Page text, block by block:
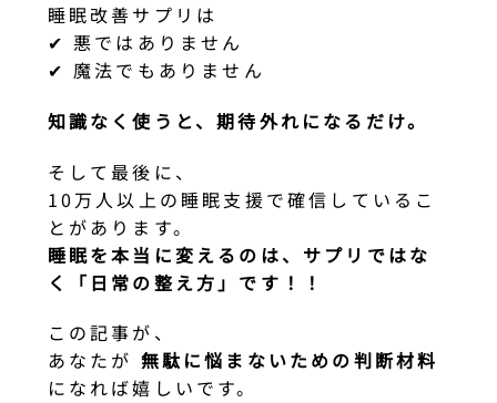
睡眠改善サプリは
✔ 悪ではありません
✔ 魔法でもありません
知識なく使うと、期待外れになるだけ。
そして最後に、
10万人以上の睡眠支援で確信しているこ
とがあります。
睡眠を本当に変えるのは、 サプリではな
く「日常の整え方」です！！
この記事が、
あなたが 無駄に悩まないための判断材料
になれば嬉しいです。